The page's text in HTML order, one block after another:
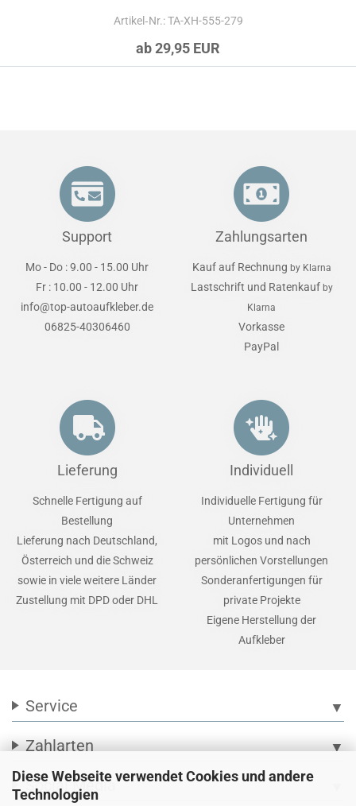
Diese Webseite verwendet Cookies und andere
Technologien
Artikel‑Nr.: TA-XH-555-279
ab 29,95 EUR
Support
Mo - Do : 9.00 - 15.00 Uhr
Fr : 10.00 - 12.00 Uhr
info@top-autoaufkleber.de
06825-40306460
Zahlungsarten
Kauf auf Rechnung by Klarna
Lastschrift und Ratenkauf by
Klarna
Vorkasse
PayPal
Lieferung
Schnelle Fertigung auf
Bestellung
Lieferung nach Deutschland,
Österreich und die Schweiz
sowie in viele weitere Länder
Zustellung mit DPD oder DHL
Individuell
Individuelle Fertigung für
Unternehmen
mit Logos und nach
persönlichen Vorstellungen
Sonderanfertigungen für
private Projekte
Eigene Herstellung der
Aufkleber
Service ▼
Zahlarten ▼
Social Media